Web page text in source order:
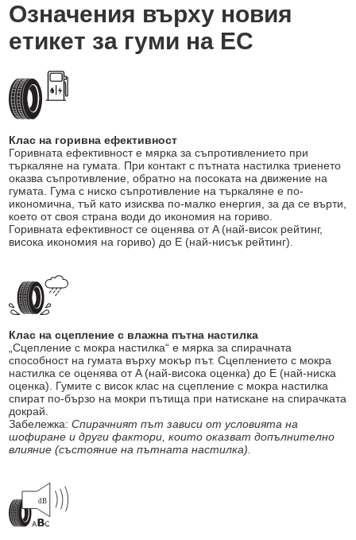
Означения върху новия
етикет за гуми на ЕС
Клас на горивна ефективност
Горивната ефективност е мярка за съпротивлението при
търкаляне на гумата. При контакт с пътната настилка триенето
оказва съпротивление, обратно на посоката на движение на
гумата. Гума с ниско съпротивление на търкаляне е по-
икономична, тъй като изисква по-малко енергия, за да се върти,
което от своя страна води до икономия на гориво.
Горивната ефективност се оценява от A (най-висок рейтинг,
висока икономия на гориво) до E (най-нисък рейтинг).
Клас на сцепление с влажна пътна настилка
„Сцепление с мокра настилка“ е мярка за спирачната
способност на гумата върху мокър път. Сцеплението с мокра
настилка се оценява от A (най-висока оценка) до E (най-ниска
оценка). Гумите с висок клас на сцепление с мокра настилка
спират по-бързо на мокри пътища при натискане на спирачката
докрай.
Забележка:Спирачният път зависи от условията на
шофиране и други фактори, които оказват допълнително
влияние (състояние на пътната настилка).